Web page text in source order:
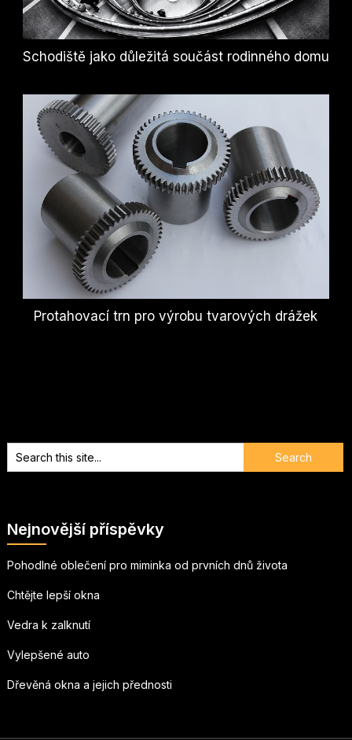
Schodiště jako důležitá součást rodinného domu
Protahovací trn pro výrobu tvarových drážek
Nejnovější příspěvky
Pohodlné oblečení pro miminka od prvních dnů života
Chtějte lepší okna
Vedra k zalknutí
Vylepšené auto
Dřevěná okna a jejich přednosti